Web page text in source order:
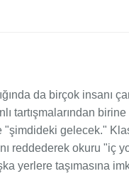
da birçok insanı
tartışmalarından
"şimdideki gelecek."
reddederek okuru "iç
yerlere taşımasına